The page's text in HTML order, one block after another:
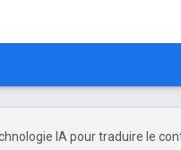
IA pour traduire le